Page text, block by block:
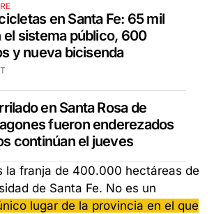
en Santa Fe: 65 mil
el sistema público, 600
y nueva bicisenda
en Santa Rosa de
fueron enderezados
continúan el jueves
la franja de 400.000 hectáreas de
de Santa Fe. No es un
lugar de la provincia en el que